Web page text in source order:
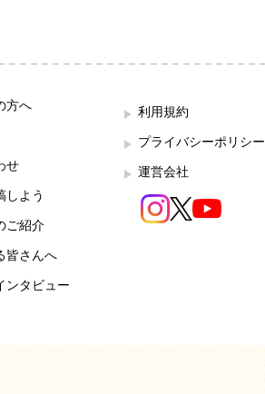
方へ
せ
しよう
ご紹介
皆さんへ
ンタビュー
利用規約
プライバシーポリシー
運営会社